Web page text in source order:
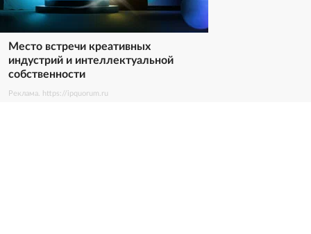
Место встречи креативных
индустрий и интеллектуальной
собственности
Реклама. https://ipquorum.ru